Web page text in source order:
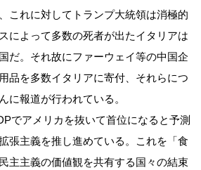
これに対してトランプ大統領は消極的
によって多数の死者が出たイタリアは
だ。それ故にファーウェイ等の中国企
品を多数イタリアに寄付、それらにつ
に報道が行われている。
でアメリカを抜いて首位になると予測
張主義を推し進めている。これを「食
主主義の価値観を共有する国々の結束